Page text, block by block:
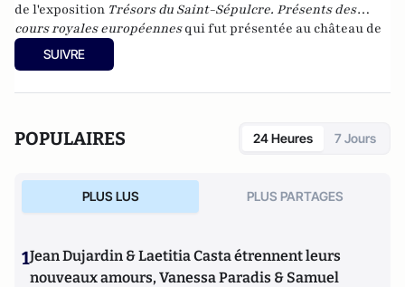
de l'exposition Trésors du Saint-Sépulcre. Présents des
cours royales européennesqui fut présentée au château de
Versailles jusqu’au 14 juillet 2013.
SUIVRE
POPULAIRES 24 Heures 7 Jours
PLUS LUS PLUS PARTAGES
1Jean Dujardin & Laetitia Casta étrennent leurs
nouveaux amours, Vanessa Paradis & Samuel